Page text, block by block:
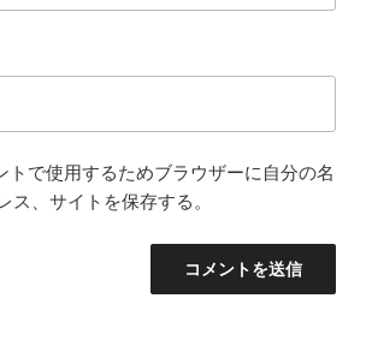
トで使用するためブラウザーに自分の名
ス、サイトを保存する。